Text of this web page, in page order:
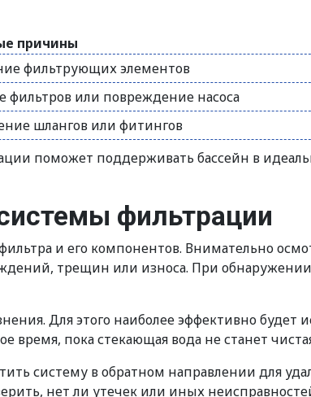
причины
фильтрующих элементов
фильтров или повреждение насоса
шлангов или фитингов
поможет поддерживать бассейн в
фильтрации
и его компонентов. Внимательно
трещин или износа. При
Для этого наиболее эффективно
пока стекающая вода не станет
систему в обратном направлении для
нет ли утечек или иных